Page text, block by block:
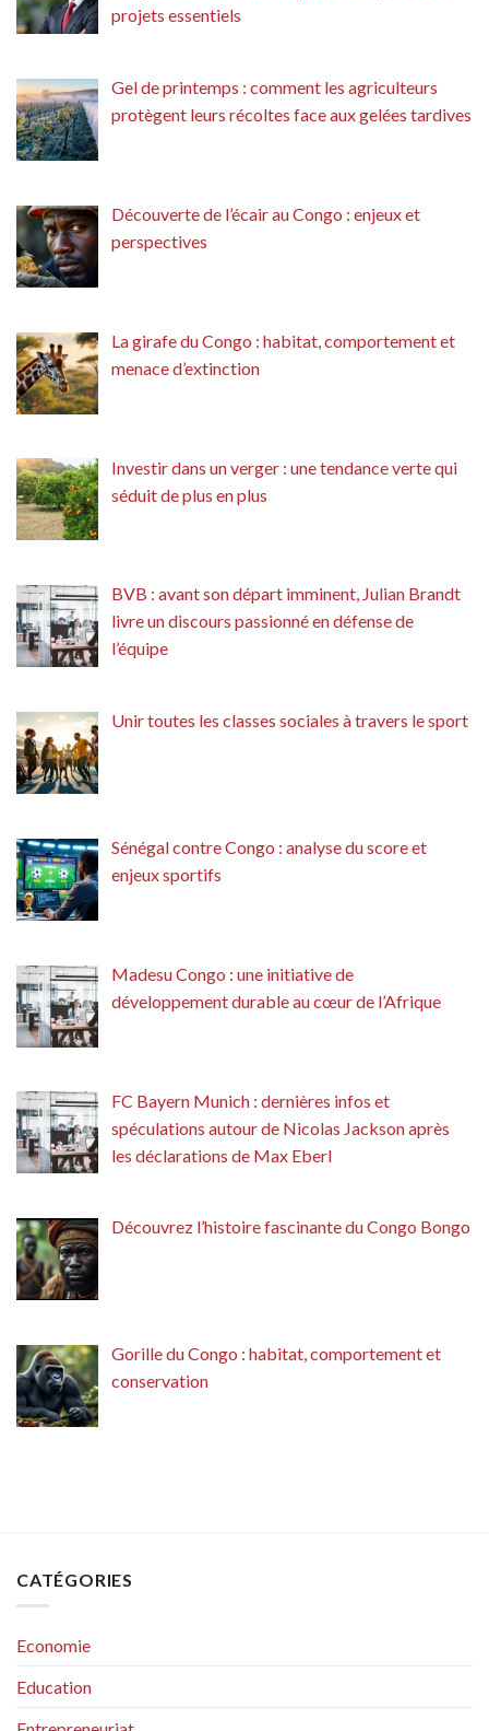
projets essentiels
Gel de printemps : comment les agriculteurs
protègent leurs récoltes face aux gelées tardives
Découverte de l’écair au Congo : enjeux et
perspectives
La girafe du Congo : habitat, comportement et
menace d’extinction
Investir dans un verger : une tendance verte qui
séduit de plus en plus
BVB : avant son départ imminent, Julian Brandt
livre un discours passionné en défense de
l’équipe
Unir toutes les classes sociales à travers le sport
Sénégal contre Congo : analyse du score et
enjeux sportifs
Madesu Congo : une initiative de
développement durable au cœur de l’Afrique
FC Bayern Munich : dernières infos et
spéculations autour de Nicolas Jackson après
les déclarations de Max Eberl
Découvrez l’histoire fascinante du Congo Bongo
Gorille du Congo : habitat, comportement et
conservation
CATÉGORIES
Economie
Education